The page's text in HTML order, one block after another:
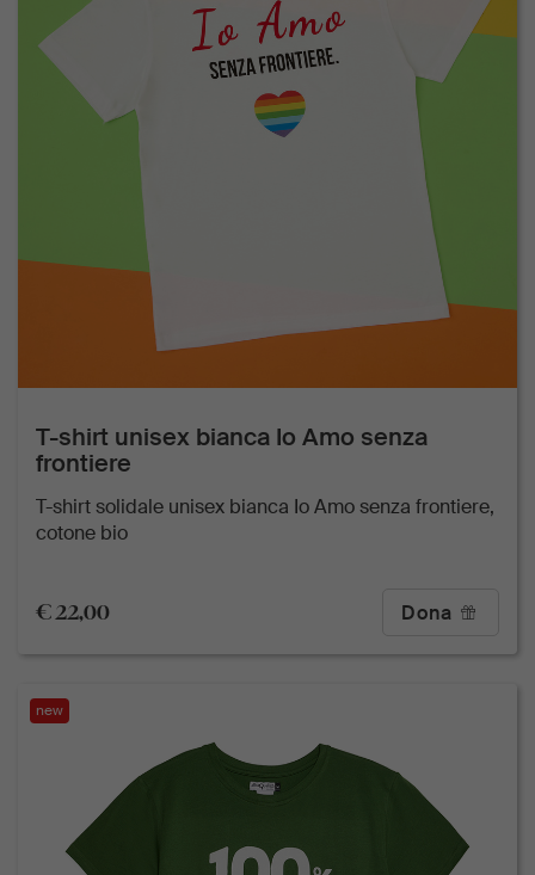
T-shirt unisex bianca Io Amo senza
frontiere
T-shirt solidale unisex bianca Io Amo senza frontiere,
cotone bio
€ 22,00 Dona
new